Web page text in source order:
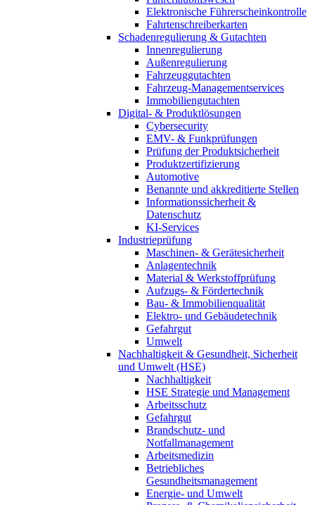
Elektronische Führerscheinkontrolle
Fahrtenschreiberkarten
Schadenregulierung & Gutachten
Innenregulierung
Außenregulierung
Fahrzeuggutachten
Fahrzeug-Managementservices
Immobiliengutachten
Digital- & Produktlösungen
Cybersecurity
EMV- & Funkprüfungen
Prüfung der Produktsicherheit
Produktzertifizierung
Automotive
Benannte und akkreditierte Stellen
Informationssicherheit &
Datenschutz
KI-Services
Industrieprüfung
Maschinen- & Gerätesicherheit
Anlagentechnik
Material & Werkstoffprüfung
Aufzugs- & Fördertechnik
Bau- & Immobilienqualität
Elektro- und Gebäudetechnik
Gefahrgut
Umwelt
Nachhaltigkeit & Gesundheit, Sicherheit
und Umwelt (HSE)
Nachhaltigkeit
HSE Strategie und Management
Arbeitsschutz
Gefahrgut
Brandschutz- und
Notfallmanagement
Arbeitsmedizin
Betriebliches
Gesundheitsmanagement
Energie- und Umwelt